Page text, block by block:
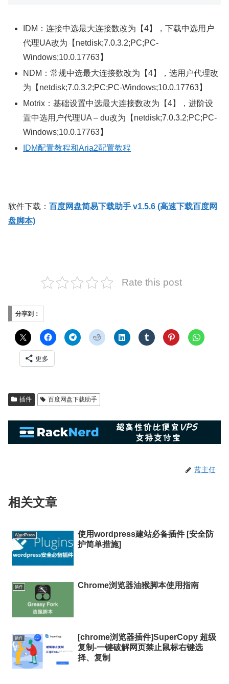
IDM：连接中选最大连接数改为【4】，下载中选用户
代理UA改为【netdisk;7.0.3.2;PC;PC-
Windows;10.0.17763】
NDM：常规中选最大连接数改为【4】，选用户代理改
为【netdisk;7.0.3.2;PC;PC-Windows;10.0.17763】
Motrix：基础设置中选最大连接数改为【4】，进阶设
置中选用户代理UA – du改为【netdisk;7.0.3.2;PC;PC-
Windows;10.0.17763】
IDM配置教程和Aria2配置教程
软件下载： 百度网盘简易下载助手 v1.5.6 (高速下载百度网
盘脚本)
Rate this post
分享到：
更多
插件 百度网盘下载助手
蓝主任
相关文章
WordPress
使用wordpress建站必备插件 [安全防
护简单措施]
插件 Chrome浏览器油猴脚本使用指南
插件
[chrome浏览器插件]SuperCopy 超级
复制-一键破解网页禁止鼠标右键选
择、复制